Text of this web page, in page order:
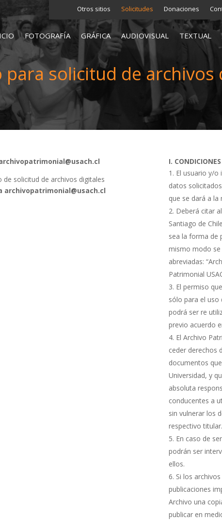
Otros sitios Solicitudes Donaciones
FOTOGRAFÍA GRÁFICA AUDIOVISUAL TEXTUAL
para solicitud de archivos
solicitud de archivos digitales
I.
El usuario y/o
datos
que se dará a la
Deberá citar
Santiago de
sea la forma de
mismo modo se
abreviadas:
Patrimonial
El permiso
sólo para el uso
podrá ser re
previo acuerdo
El Archivo
ceder derechos
documentos
Universidad, y
absoluta
conducentes a
sin vulnerar los
respectivo titular.
En caso de
podrán ser
ellos.
Si los
publicaciones
Archivo una
publicar en